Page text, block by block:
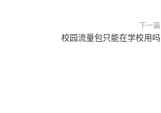
下一篇
校园流量包只能在学校用吗